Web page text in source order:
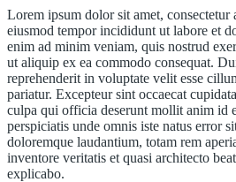
Lorem ipsum dolor sit amet, consectetur
eiusmod tempor incididunt ut labore et
enim ad minim veniam, quis nostrud
ut aliquip ex ea commodo consequat.
reprehenderit in voluptate velit esse
pariatur. Excepteur sint occaecat
culpa qui officia deserunt mollit anim id
perspiciatis unde omnis iste natus error
doloremque laudantium, totam rem
inventore veritatis et quasi architecto
explicabo.